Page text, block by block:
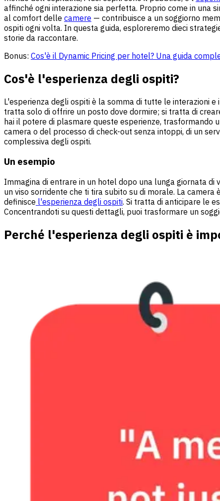
affinché ogni interazione sia perfetta. Proprio come in
al comfort delle camere — contribuisce a un soggiorno
ospiti ogni volta. In questa guida, esploreremo dieci
storie da raccontare.
Bonus: Cos'è il Dynamic Pricing per hotel? Una guida
Cos'è l'esperienza degli ospiti?
L'esperienza degli ospiti è la somma di tutte le interazioni
tratta solo di offrire un posto dove dormire; si tratta di
hai il potere di plasmare queste esperienze, trasformando
camera o del processo di check-out senza intoppi, di un
complessiva degli ospiti.
Un esempio
Immagina di entrare in un hotel dopo una lunga giornata
un viso sorridente che ti tira subito su di morale. La
definisce l'esperienza degli ospiti. Si tratta di anticipare le
Concentrandoti su questi dettagli, puoi trasformare un
Perché l'esperienza degli ospiti è